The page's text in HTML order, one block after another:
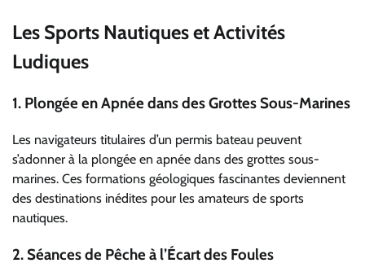
Les Sports Nautiques et Activités
Ludiques
1. Plongée en Apnée dans des Grottes Sous-Marines
Les navigateurs titulaires d’un permis bateau peuvent
s’adonner à la plongée en apnée dans des grottes sous-
marines. Ces formations géologiques fascinantes deviennent
des destinations inédites pour les amateurs de sports
nautiques.
2. Séances de Pêche à l’Écart des Foules